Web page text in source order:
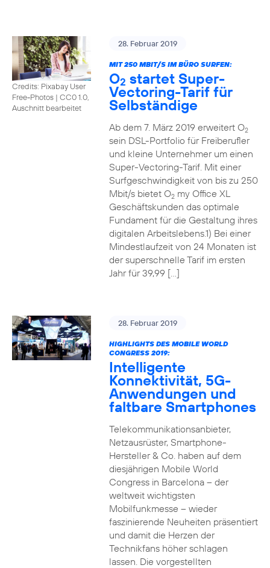
Credits: Pixabay User
Free-Photos | CC0 1.0,
Auschnitt bearbeitet
28. Februar 2019
MIT 250 MBIT/S IM BÜRO SURFEN:
O2 startet Super-
Vectoring-Tarif für
Selbständige
Ab dem 7. März 2019 erweitert O2
sein DSL-Portfolio für Freiberufler
und kleine Unternehmer um einen
Super-Vectoring-Tarif. Mit einer
Surfgeschwindigkeit von bis zu 250
Mbit/s bietet O2my Office XL
Geschäftskunden das optimale
Fundament für die Gestaltung ihres
digitalen Arbeitslebens.1) Bei einer
Mindestlaufzeit von 24 Monaten ist
der superschnelle Tarif im ersten
Jahr für 39,99 […]
28. Februar 2019
HIGHLIGHTS DES MOBILE WORLD
CONGRESS 2019:
Intelligente
Konnektivität, 5G-
Anwendungen und
faltbare Smartphones
Telekommunikationsanbieter,
Netzausrüster, Smartphone-
Hersteller & Co. haben auf dem
diesjährigen Mobile World
Congress in Barcelona – der
weltweit wichtigsten
Mobilfunkmesse – wieder
faszinierende Neuheiten präsentiert
und damit die Herzen der
Technikfans höher schlagen
lassen. Die vorgestellten